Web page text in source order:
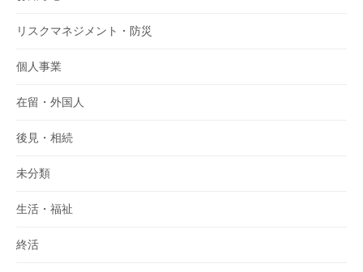
リスクマネジメント・防災
個人事業
在留・外国人
後見・相続
未分類
生活・福祉
終活